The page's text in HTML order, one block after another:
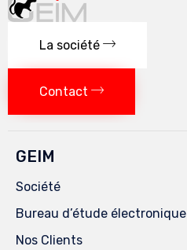
La société
Contact
GEIM
Société
Bureau d’étude électronique
Nos Clients